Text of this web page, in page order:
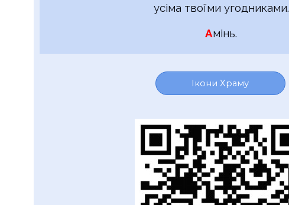
усіма твоїми угодниками.
Амінь.
Ікони Храму